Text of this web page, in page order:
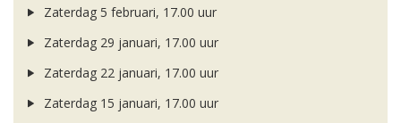
Zaterdag 5 februari, 17.00 uur
Zaterdag 29 januari, 17.00 uur
Zaterdag 22 januari, 17.00 uur
Zaterdag 15 januari, 17.00 uur